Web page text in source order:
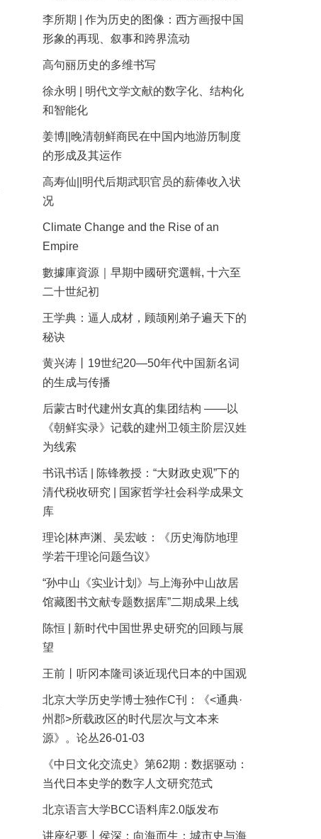
李所期 | 作为历史的图像：西方画报中国
形象的再现、叙事和跨界流动
高句丽历史的多维书写
徐永明 | 明代文学文献的数字化、结构化
和智能化
姜博||晚清朝鲜商民在中国内地游历制度
的形成及其运作
高寿仙||明代后期武职官员的薪俸收入状
况
Climate Change and the Rise of an
Empire
數據庫資源｜早期中國研究選輯, 十六至
二十世紀初
王学典：逼人成材，顾颉刚弟子遍天下的
秘诀
黄兴涛丨19世纪20—50年代中国新名词
的生成与传播
后蒙古时代建州女真的集团结构 ——以
《朝鲜实录》记载的建州卫领主阶层汉姓
为线索
书讯书话 | 陈锋教授：“大财政史观”下的
清代税收研究 | 国家哲学社会科学成果文
库
理论|林声渊、吴宏岐：《历史海防地理
学若干理论问题刍议》
“孙中山《实业计划》与上海孙中山故居
馆藏图书文献专题数据库”二期成果上线
陈恒 | 新时代中国世界史研究的回顾与展
望
王前丨听冈本隆司谈近现代日本的中国观
北京大学历史学博士独作C刊：《<通典·
州郡>所载政区的时代层次与文本来
源》。论丛26-01-03
《中日文化交流史》第62期：数据驱动：
当代日本史学的数字人文研究范式
北京语言大学BCC语料库2.0版发布
讲座纪要丨侯深：向海而生：城市史与海